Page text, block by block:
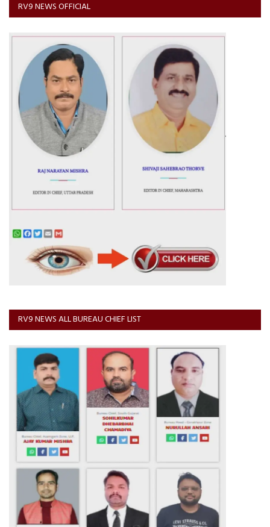
RV9 NEWS OFFICIAL
RV9 NEWS ALL BUREAU CHIEF LIST